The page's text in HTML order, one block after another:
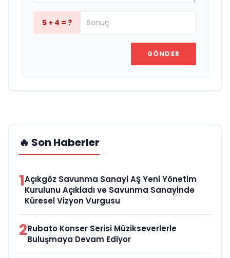
5 + 4 = ?
GÖNDER
🔥 Son Haberler
1Açıkgöz Savunma Sanayi AŞ Yeni Yönetim
Kurulunu Açıkladı ve Savunma Sanayinde
Küresel Vizyon Vurgusu
2Rubato Konser Serisi Müzikseverlerle
Buluşmaya Devam Ediyor